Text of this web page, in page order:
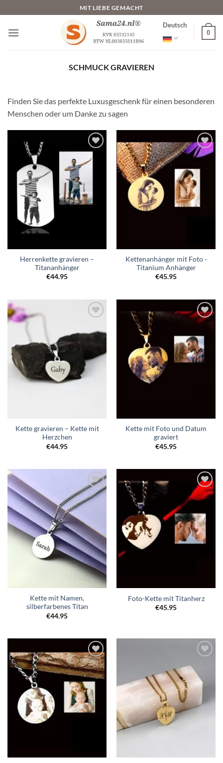
Inhalt
springen
MIT LIEBE GEMACHT
Deutsch
0
SCHMUCK GRAVIEREN
Finden Sie das perfekte Luxusgeschenk für einen besonderen
Menschen oder um Danke zu sagen
Wunschliste
hinzufügen
Herrenkette gravieren –
Titananhänger
€44.95
Zur
hinzufügen
Kettenanhänger mit Foto -
Titanium Anhänger
€45.95
Wunschliste
hinzufügen
Kette gravieren – Kette mit
Herzchen
€44.95
Zur
hinzufügen
Kette mit Foto und Datum
graviert
€45.95
Zur
Wunschliste
hinzufügen
Kette mit Namen,
silberfarbenes Titan
€44.95
Zur
Wunschliste
hinzufügen
Foto-Kette mit Titanherz
€45.95
Zur
Wunschliste
hinzufügen
Wunschliste
hinzufügen